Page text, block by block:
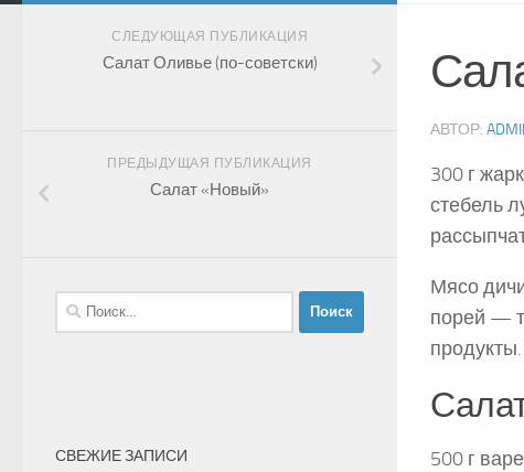
АВТОР:
300 г
стебель
Мясо
порей —
500 г
СЛЕДУЮЩАЯ ПУБЛИКАЦИЯ
Салат Оливье (по-советски)
ПРЕДЫДУЩАЯ ПУБЛИКАЦИЯ
Салат «Новый»
Найти:
СВЕЖИЕ ЗАПИСИ